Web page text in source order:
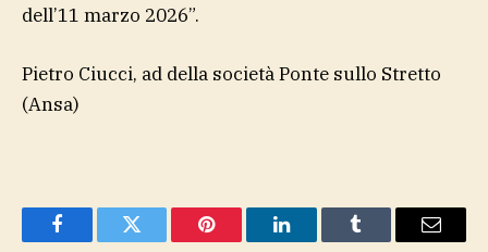
dell’11 marzo 2026”.
Pietro Ciucci, ad della società Ponte sullo Stretto
(Ansa)
FacebookTwitter Pinterest LinkedInTumblr Email